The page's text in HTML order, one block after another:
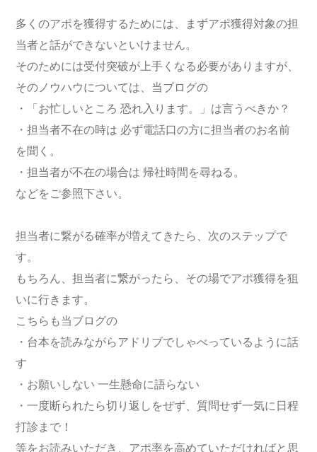
多くのアポを獲得するためには、まずアポ獲得対象の担
当者と話ができないといけません。
そのためには受付突破が上手くなる必要がありますが、
そのノウハウについては、当ブログの
・「お忙しいところ 恐れ入ります。」は言うべきか？
・担当者不在の時は 必ず電話口の方に担当者のお名前
を聞く。
・担当者が不在の場合は 帰社時間を尋ねる。
などをご参照下さい。
担当者に繋がる確率が増えてきたら、次のステップで
す。
もちろん、担当者に繋がったら、その場でアポ獲得を狙
いに行きます。
こちらも当ブログの
・台本を読みながらアドリブでしゃべっているように話
す
・お願いしない 一生懸命に語らない
・一度断られたら切り返しをぜず、質問せず一気に日程
打診まで！
等をお読みいただき、アポ率を高めていただければと思